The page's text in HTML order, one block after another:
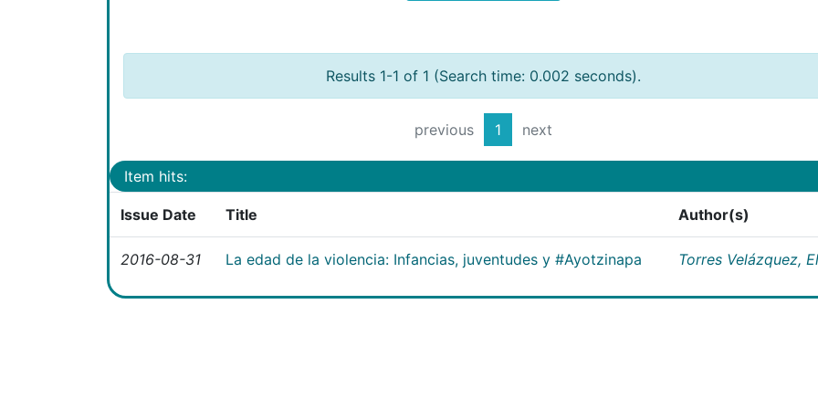
Results 1-1 of 1 (Search time: 0.002 seconds).
previous 1 next
Item hits:
Issue Date Title Author(s)
2016-08-31 La edad de la violencia: Infancias, juventudes y #Ayotzinapa Torres Velázquez,